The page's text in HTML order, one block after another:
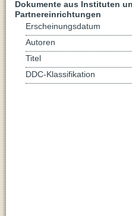
Dokumente aus Instituten
Partnereinrichtungen
Erscheinungsdatum
Autoren
Titel
DDC-Klassifikation